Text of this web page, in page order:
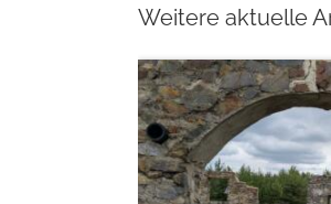
Weitere aktuelle